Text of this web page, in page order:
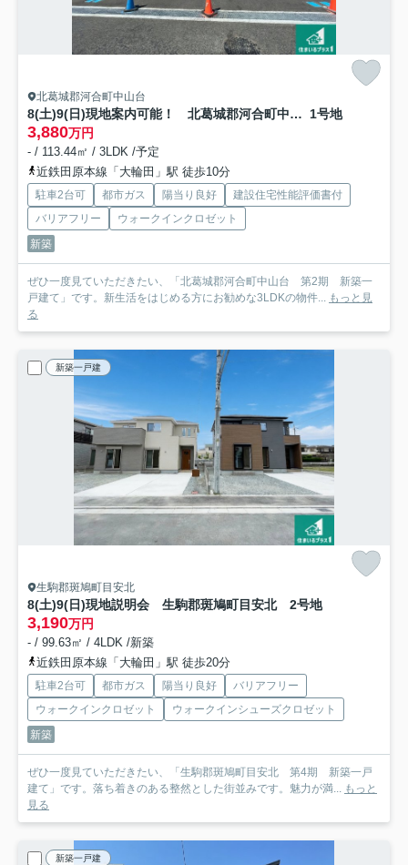
北葛城郡河合町中山台
8(土)9(日)現地案内可能！ 北葛城郡河合町中山台 1号地
3,880万円
- / 113.44㎡ / 3LDK /予定
近鉄田原本線「大輪田」駅 徒歩10分
駐車2台可 都市ガス 陽当り良好
建設住宅性能評価書付
バリアフリー
ウォークインクロゼット
新築
ぜひ一度見ていただきたい、「北葛城郡河合町中山台 第2期 新築一
戸建て」です。新生活をはじめる方にお勧めな3LDKの物件... もっと見
る
新築一戸建
生駒郡斑鳩町目安北
8(土)9(日)現地説明会 生駒郡斑鳩町目安北 2号地
3,190万円
- / 99.63㎡ / 4LDK /新築
近鉄田原本線「大輪田」駅 徒歩20分
駐車2台可 都市ガス 陽当り良好
バリアフリー
ウォークインクロゼット
ウォークインシューズクロゼット
新築
ぜひ一度見ていただきたい、「生駒郡斑鳩町目安北 第4期 新築一戸
建て」です。落ち着きのある整然とした街並みです。魅力が満... もっと
見る
新築一戸建